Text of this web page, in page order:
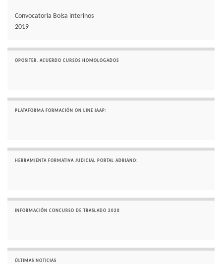
Convocatoria Bolsa interinos
2019
OPOSITER. ACUERDO CURSOS HOMOLOGADOS
PLATAFORMA FORMACIÓN ON LINE IAAP:
HERRAMIENTA FORMATIVA JUDICIAL PORTAL ADRIANO:
INFORMACIÓN CONCURSO DE TRASLADO 2020
ÚLTIMAS NOTICIAS